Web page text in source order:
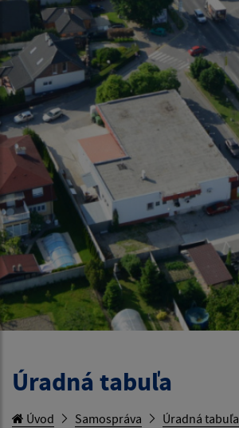
Úradná tabuľa
Úvod Samospráva Úradná tabuľa